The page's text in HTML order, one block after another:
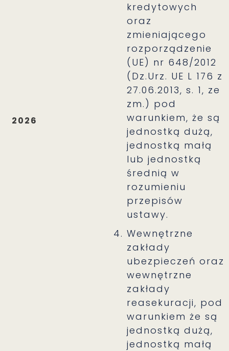
2026
kredytowych
oraz
zmieniającego
rozporządzenie
(UE) nr 648/2012
(Dz.Urz. UE L 176 z
27.06.2013, s. 1, ze
zm.) pod
warunkiem, że są
jednostką dużą,
jednostką małą
lub jednostką
średnią w
rozumieniu
przepisów
ustawy.
Wewnętrzne
zakłady
ubezpieczeń oraz
wewnętrzne
zakłady
reasekuracji, pod
warunkiem że są
jednostką dużą,
jednostką małą